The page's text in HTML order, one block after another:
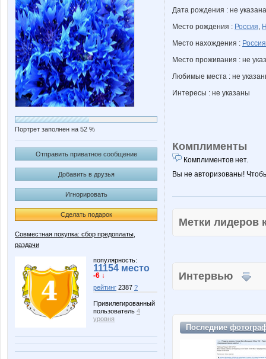
Портрет заполнен на 52 %
Отправить приватное сообщение
Добавить в друзья
Игнорировать
Сделать подарок
Совместная покупка: сбор предоплаты,
раздачи
популярность:
11154 место
-6 ↓
рейтинг 2387 ?
Привилегированный
пользователь 4
уровня
Дата рождения : не указана
Место рождения : Россия,
Место нахождения : Россия
Место проживания : не
Любимые места : не
Интересы : не указаны
Комплименты
Комплиментов нет.
Вы не авторизованы!
Метки
Интервью
Последние